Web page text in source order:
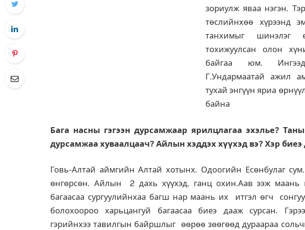
зориулж яваа нэгэн.
төслийнхөө хүрээнд
тан­химыг шинэлэг
тохижуулсан олон
байгаа юм.
Г.Ундармаатай ажил
тухай энгүүн яриа
байна
Бага насны гэгээн дурсамжаар ярилцлагаа эхэлье?
дурсамжаа хуваалцаач? Айлын хэддэх хүүхэд вэ? Хэр биеэ
Говь-Алтай аймгийн Алтай хотынх. Одоогийн Есөнбулаг
өнгөрсөн. Айлын 2 дахь хүүхэд, ганц охин.Аав ээж маань
багаасаа сургуулийнхаа багш нар маань их итгэл өгч
болохоороо харьцангуй багаасаа биеэ дааж сурсан.
гэрийнхээ тавилгын байршлыг өөрөө зөөгөөд дураараа